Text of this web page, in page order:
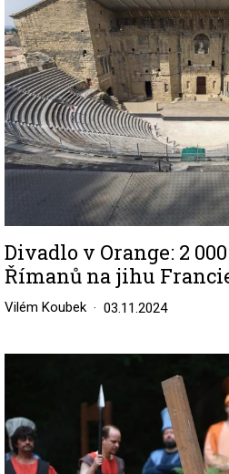
Divadlo v Orange: 2
Římanů na jihu
Vilém Koubek 03.11.2024